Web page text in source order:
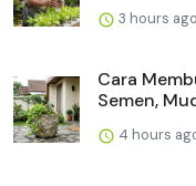
3 hours ago
Cara
Semen,
4 hours